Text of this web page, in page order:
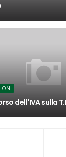
dell'IVA sulla